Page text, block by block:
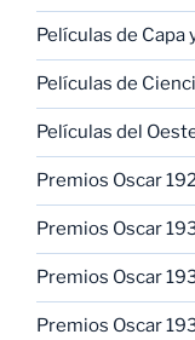
Películas de Capa
Películas de
Películas del
Premios Oscar
Premios Oscar
Premios Oscar
Premios Oscar